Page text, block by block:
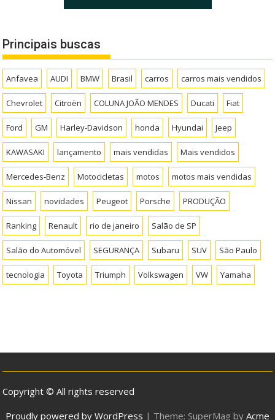
Principais buscas
Anfavea AUDI BMW Brasil carros carros mais vendidos
Chevrolet Citroën COLUNA JOÃO MENDES Ducati Fiat
Ford GM Harley-Davidson honda Hyundai Jeep
KAWASAKI lançamento mais vendidas Mais vendidos
Mercedes-Benz Motocicletas motos motos mais vendidas
Nissan novidades Peugeot Porsche PRODUÇÃO
Ranking Renault rio de janeiro Salão de SP
Salão do Automóvel SEGURANÇA Subaru SUV São Paulo
tecnologia Toyota Triumph Volkswagen VW Yamaha
Copyright © All rights reserved
Proudly powered by WordPress | Theme: SuperMag by Acme